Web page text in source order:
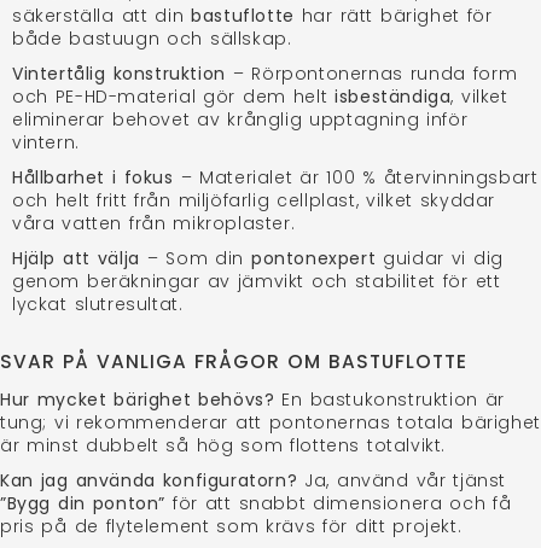
säkerställa att dinbastuflotte har rätt bärighet för
både bastuugn och sällskap.
Vintertålig konstruktion – Rörpontonernas runda form
och PE-HD-material gör dem heltisbeständiga, vilket
eliminerar behovet av krånglig upptagning inför
vintern.
Hållbarhet i fokus – Materialet är 100 % återvinningsbart
och helt fritt från miljöfarlig cellplast, vilket skyddar
våra vatten från mikroplaster.
Hjälp att välja – Som dinpontonexpert guidar vi dig
genom beräkningar av jämvikt och stabilitet för ett
lyckat slutresultat.
SVAR PÅ VANLIGA FRÅGOR OM BASTUFLOTTE
Hur mycket bärighet behövs? En bastukonstruktion är
tung; vi rekommenderar att pontonernas totala bärighet
är minst dubbelt så hög som flottens totalvikt.
Kan jag använda konfiguratorn? Ja, använd vår tjänst
”Bygg din ponton” för att snabbt dimensionera och få
pris på de flytelement som krävs för ditt projekt.